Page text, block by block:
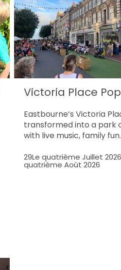
Victoria Place
Eastbourne’s Victoria
transformed into a park
with live music, family
29Le quatrième Juillet 2026
quatrième Août 2026